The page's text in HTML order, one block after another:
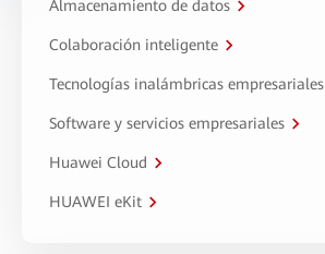
Almacenamiento de datos
Colaboración inteligente
Tecnologías inalámbricas empresariales
Software y servicios empresariales
Huawei Cloud
HUAWEI eKit